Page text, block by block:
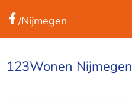
/Nijmegen
123Wonen Nijmegen